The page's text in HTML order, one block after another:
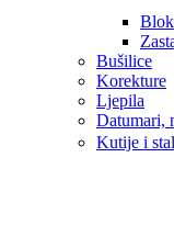
Bušilice
Korekture
Ljepila
Datumari,
Kutije i